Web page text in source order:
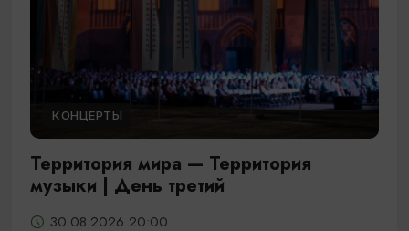
КОНЦЕРТЫ
Территория мира — Территория
музыки | День третий
30.08.2026 20:00